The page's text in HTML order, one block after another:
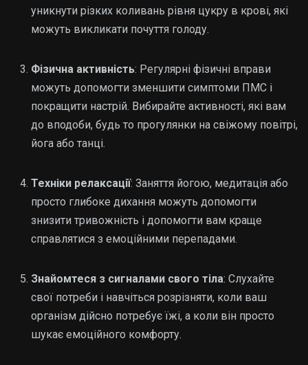
уникнути різких коливань рівня цукру в крові, які
можуть викликати почуття голоду.
Фізична активність: Регулярні фізичні вправи
можуть допомогти зменшити симптоми ПМС і
покращити настрій. Вибирайте активності, які вам
до вподоби, будь то прогулянки на свіжому повітрі,
йога або танці.
Техніки релаксації: Заняття йогою, медитація або
просто глибоке дихання можуть допомогти
знизити тривожність і допомогти вам краще
справлятися з емоційними перепадами.
Знайомтеся з сигналами свого тіла: Слухайте
свої потреби і навчіться розрізняти, коли ваш
організм дійсно потребує їжі, а коли він просто
шукає емоційного комфорту.